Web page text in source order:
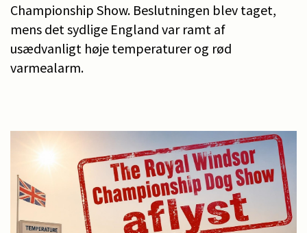
Championship Show. Beslutningen blev taget,
mens det sydlige England var ramt af
usædvanligt høje temperaturer og rød
varmealarm.